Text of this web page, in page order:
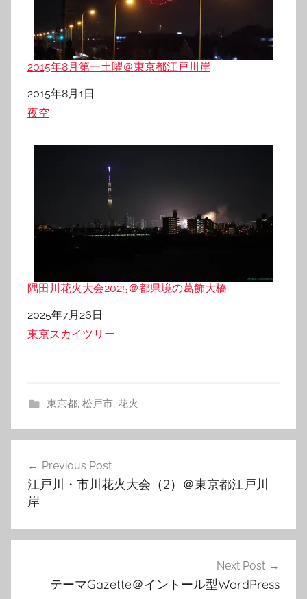
2015年8月第一土曜＠東京都江戸川岸
日付
2015年8月1日
関連理由
夜空
隅田川花火大会2025＠都県境の葛飾大橋
日付
2025年7月26日
関連理由
東京スカイツリー
東京都, 松戸市, 花火
稿
ナ
ビ
Previous Post
江戸川・市川花火大会（2）＠東京都江戸川
岸
Next Post
テーマGazette＠イントール型WordPress